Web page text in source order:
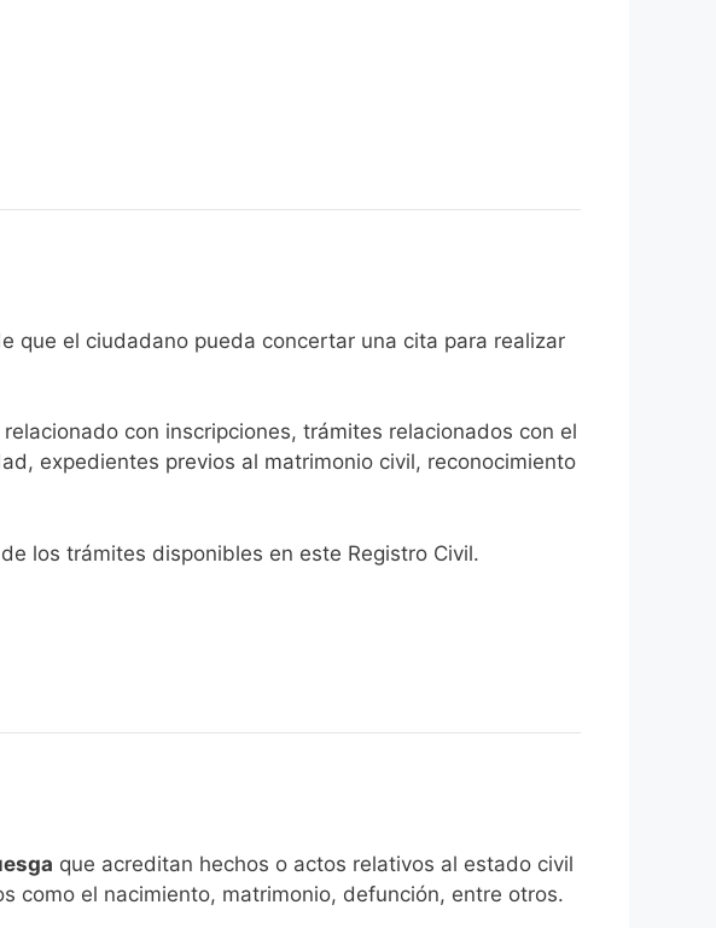
que el ciudadano pueda concertar una cita para realizar
con inscripciones, trámites relacionados con el
expedientes previos al matrimonio civil, reconocimiento
los trámites disponibles en este Registro Civil.​
que acreditan hechos o actos relativos al estado civil
como el nacimiento, matrimonio, defunción, entre otros.